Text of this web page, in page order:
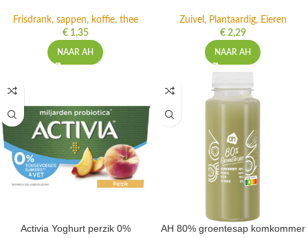
Frisdrank, sappen, koffie, thee
€1,35
NAAR AH
Zuivel, Plantaardig, Eieren
€2,29
NAAR AH
Activia Yoghurt perzik 0% AH 80% groentesap komkommer